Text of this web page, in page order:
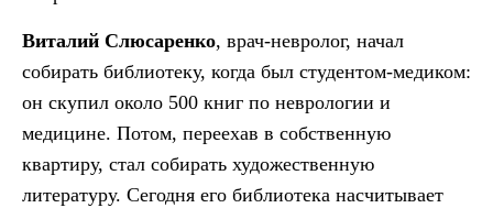
Виталий Слюсаренко, врач-невролог, начал
собирать библиотеку, когда был студентом-медиком:
он скупил около 500 книг по неврологии и
медицине. Потом, переехав в собственную
квартиру, стал собирать художественную
литературу. Сегодня его библиотека насчитывает